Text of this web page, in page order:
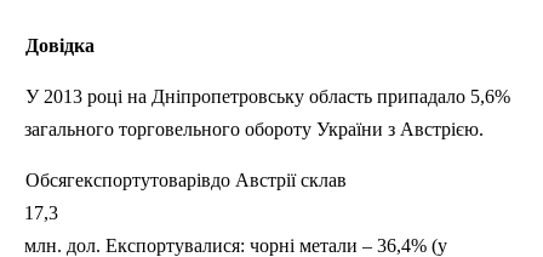
Довідка
У 2013 році на Дніпропетровську область припадало 5,6%
загального торговельного обороту України з Австрією.
Обсягекспортутоварівдо Австріїсклав
17,3
млн. дол. Експортувалися: чорні метали – 36,4% (у